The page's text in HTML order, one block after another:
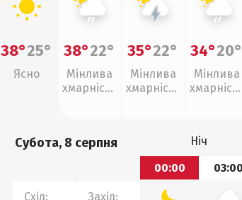
38°25°
Ясно
38°22°
Мінлива
хмарність
35°22°
Мінлива
хмарність
34°20°
Мінлива
хмарність
Субота, 8 серпня
Схід:
Захід:
Ніч
00:00
03:00